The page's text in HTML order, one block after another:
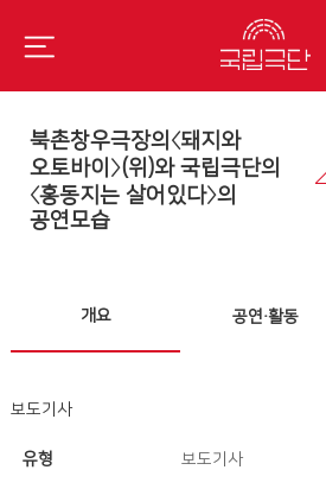
북촌창우극장의〈돼지와
오토바이〉(위)와 국립극단의
〈홍동지는 살어있다〉의
공연모습
개요 공연·활동
보도기사
유형 보도기사